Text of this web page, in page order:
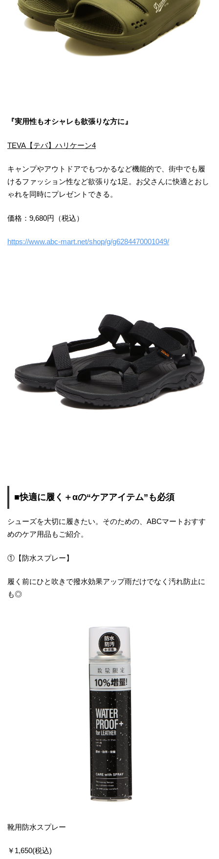
『実用性もオシャレも欲張りな方に』
TEVA【テバ】ハリケーン4
キャンプやアウトドアでもつかるなど機能的で、街中でも履
けるファッション性など欲張りな1足。お父さんに快適とおし
ゃれを同時にプレゼントできる。
価格：9,680円（税込）
https://www.abc-mart.net/shop/g/g6284470001049/
■快適に履く＋αの“ケアアイテム”も必須
シューズを大切に履きたい。そのための、ABCマートおすす
めのケア用品もご紹介。
①【防水スプレー】
履く前にひと吹きで撥水効果アップ雨だけでなく汚れ防止に
も◎
靴用防水スプレー
￥1,650(税込)